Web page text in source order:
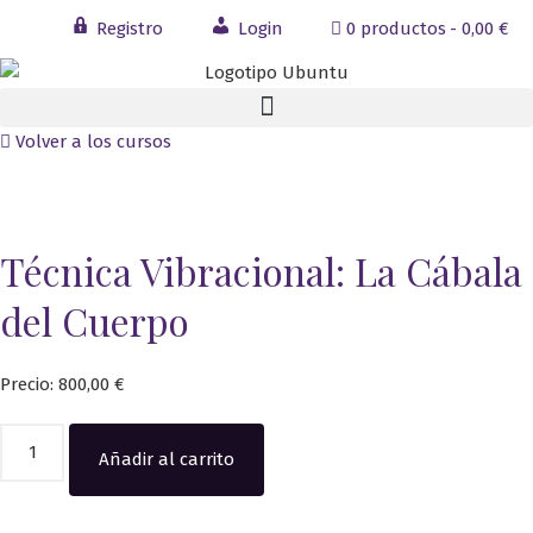
Registro Login 0 productos 0,00 €
Volver a los cursos
Técnica Vibracional: La Cábala
del Cuerpo
Precio: 800,00 €
Añadir al carrito